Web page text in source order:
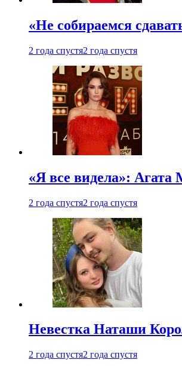
«Не собираемся
2 года спустя2 года спустя
«Я все видела»: Агата
2 года спустя2 года спустя
Невестка Наташи
2 года спустя2 года спустя